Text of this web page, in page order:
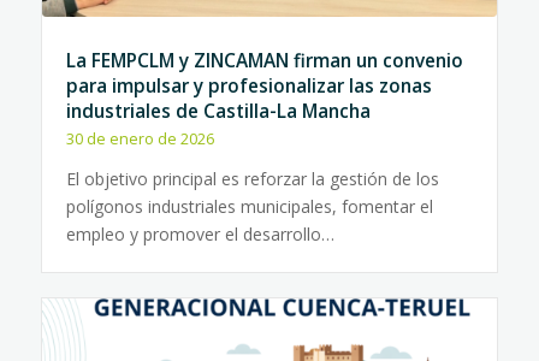
La FEMPCLM y ZINCAMAN firman un convenio
para impulsar y profesionalizar las zonas
industriales de Castilla-La Mancha
30 de enero de 2026
El objetivo principal es reforzar la gestión de los
polígonos industriales municipales, fomentar el
empleo y promover el desarrollo…